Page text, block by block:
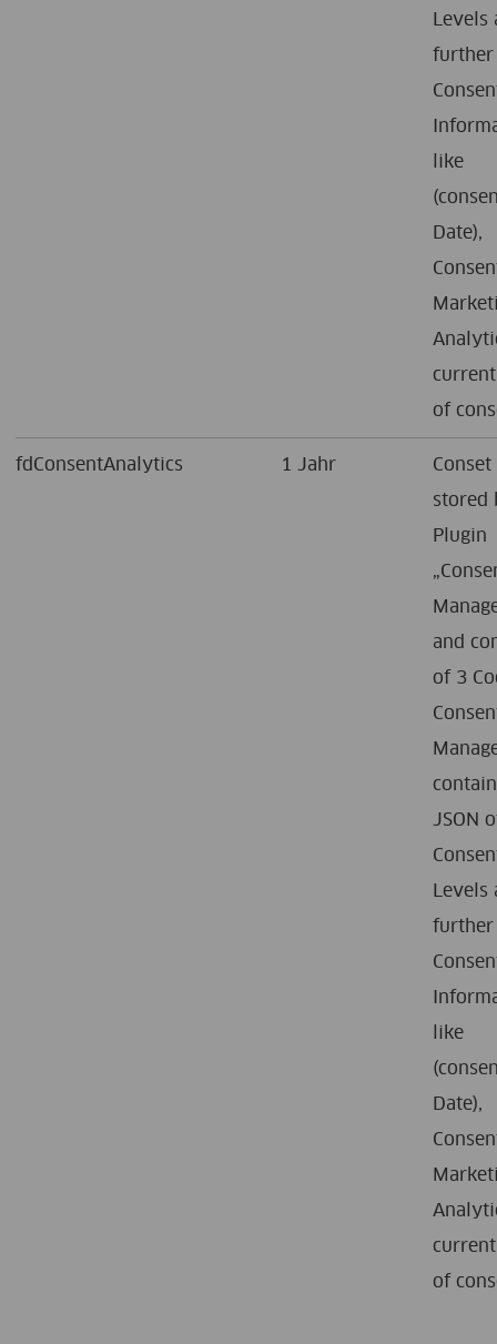
Levels
further
like
Date),
of
fdConsentAnalytics 1 Jahr
Conset
stored
Plugin
and
of 3
JSON
Levels
further
like
Date),
of